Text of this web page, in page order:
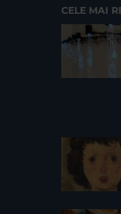
CELE MAI